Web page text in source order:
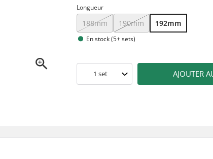
Longueur
188mm 190mm 192mm
En stock (5+ sets)
1 set AJOUTER